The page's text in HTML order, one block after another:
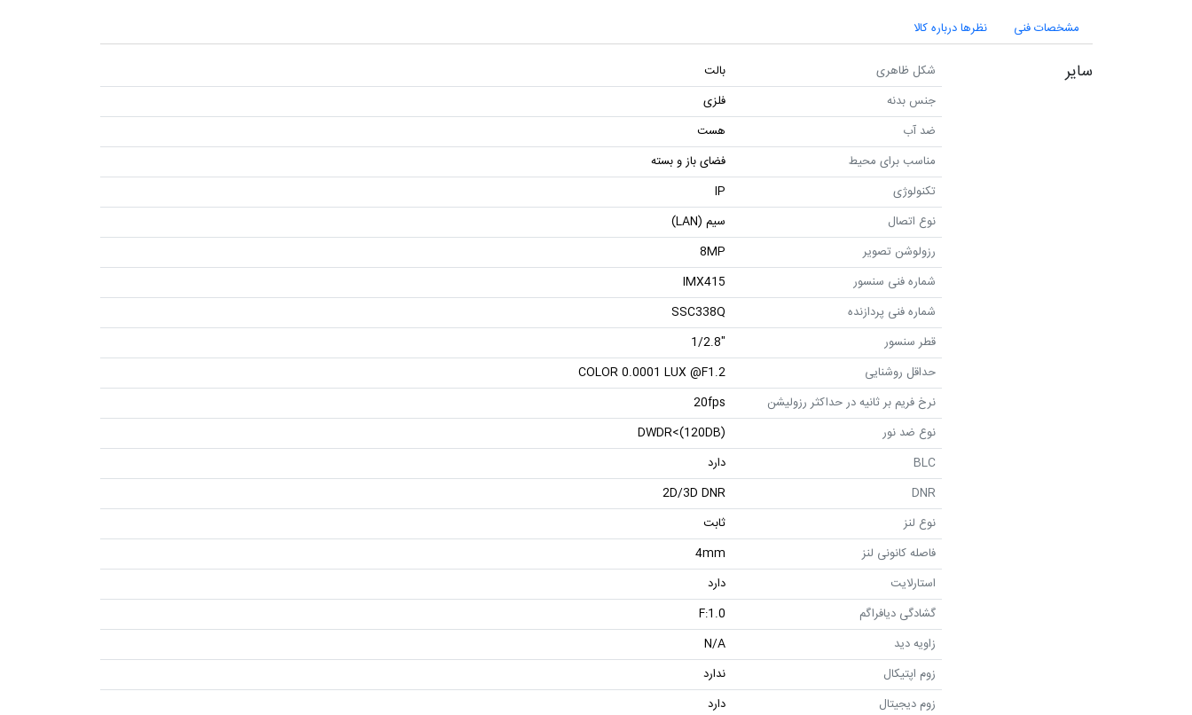
مشخصات فنی نظرها درباره کالا
سایر شکل ظاهری
بالت
جنس بدنه
فلزی
ضد آب
هست
مناسب برای محیط
فضای باز و بسته
تکنولوژی
IP
نوع اتصال
سیم (LAN)
رزولوشن تصویر
8MP
شماره فنی سنسور
IMX415
شماره فنی پردازنده
SSC338Q
قطر سنسور
"1/2.8
حداقل روشنایی
COLOR 0.0001 LUX @F1.2
نرخ فریم بر ثانیه در حداکثر رزولیشن
20fps
نوع ضد نور
DWDR<(120DB)
BLC
دارد
DNR
2D/3D DNR
نوع لنز
ثابت
فاصله کانونی لنز
4mm
استارلایت
دارد
گشادگی دیافراگم
F:1.0
زاویه دید
N/A
زوم اپتیکال
ندارد
زوم دیجیتال
دارد